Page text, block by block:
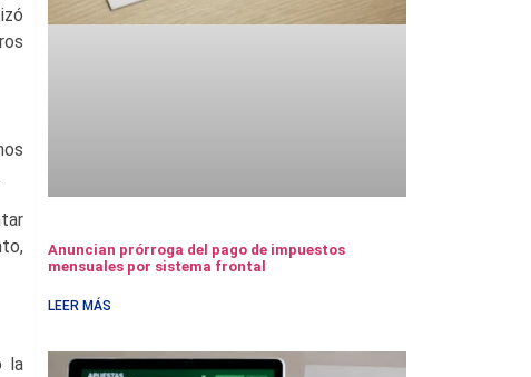
la
Anuncian prórroga del pago de impuestos
mensuales por sistema frontal
LEER MÁS